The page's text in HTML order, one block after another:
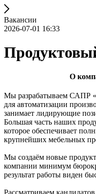
Вакансии
2026-07-01 16:33
О
Мы разрабатываем САПР
для автоматизации
занимает лидирующие
Большая часть наших
которое обеспечивает
крупнейших мебельных
Мы создаём новые
компании минимум
результат работы виден